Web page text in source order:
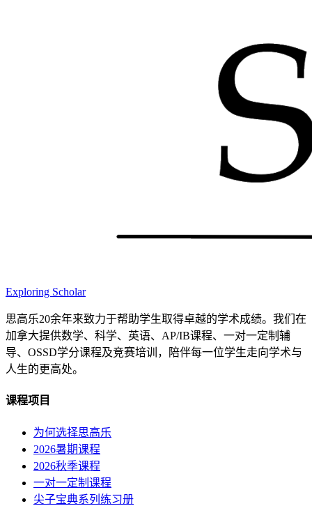
Exploring Scholar
思高乐20余年来致力于帮助学生取得卓越的学术成绩。我们在
加拿大提供数学、科学、英语、AP/IB课程、一对一定制辅
导、OSSD学分课程及竞赛培训，陪伴每一位学生走向学术与
人生的更高处。
课程项目
为何选择思高乐
2026暑期课程
2026秋季课程
一对一定制课程
尖子宝典系列练习册